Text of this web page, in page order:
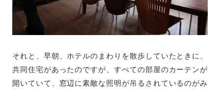
それと、早朝、ホテルのまわりを散歩していたときに、
共同住宅があったのですが、すべての部屋のカーテンが
開いていて、窓辺に素敵な照明が吊るされているのがみ